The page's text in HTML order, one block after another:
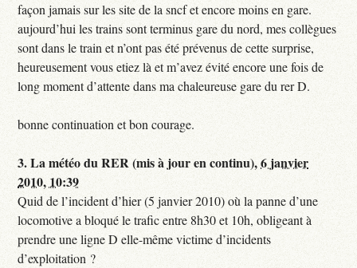
façon jamais sur les site de la sncf et encore moins en gare.
aujourd’hui les trains sont terminus gare du nord, mes collègues
sont dans le train et n’ont pas été prévenus de cette surprise,
heureusement vous etiez là et m’avez évité encore une fois de
long moment d’attente dans ma chaleureuse gare du rer D.
bonne continuation et bon courage.
3.La météo du RER (mis à jour en continu),6 janvier
2010, 10:39
Quid de l’incident d’hier (5 janvier 2010) où la panne d’une
locomotive a bloqué le trafic entre 8h30 et 10h, obligeant à
prendre une ligne D elle-même victime d’incidents
d’exploitation ?